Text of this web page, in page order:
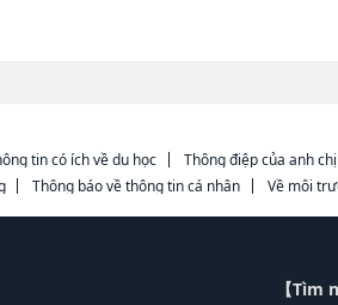
tin có ích về du học Thông điệp của anh
Thông báo về thông tin cá nhân Về môi
【Tìm